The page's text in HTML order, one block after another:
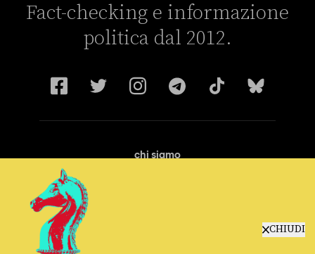
CHIUDI
Fact-checking e informazione
politica dal 2012.
chi siamo